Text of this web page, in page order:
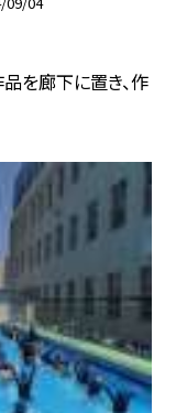
を廊下に置き、作